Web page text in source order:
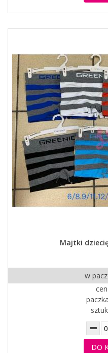
Majtki
w
paczka
DO